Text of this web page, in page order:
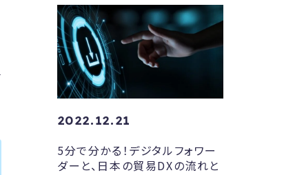
2022.12.21
5分で分かる！デジタルフォワー
ダーと、日本の貿易DXの流れと